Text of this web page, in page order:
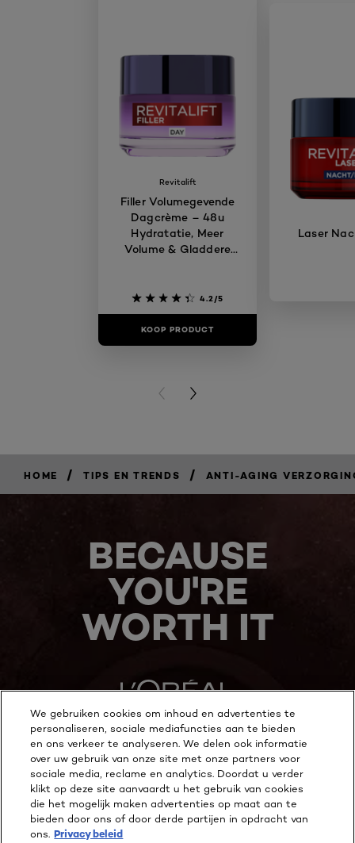
Revitalift
Filler Volumegevende
Dagcrème – 48u
Hydratatie, Meer
Volume & Gladdere
4.2/5
KOOP PRODUCT
Laser
PREVIOUS CARD
NEXT CARD
HOME / TIPS EN TRENDS / ANTI-AGING
BECAUSE
YOU'RE
WORTH IT
MEER ONTDEKKEN
ADDRESS
We gebruiken cookies om inhoud en advertenties te
personaliseren, sociale mediafuncties aan te bieden
en ons verkeer te analyseren. We delen ook informatie
over uw gebruik van onze site met onze partners voor
sociale media, reclame en analytics. Doordat u verder
klikt op deze site aanvaardt u het gebruik van cookies
die het mogelijk maken advertenties op maat aan te
bieden door ons of door derde partijen in opdracht van
ons. Privacy beleid